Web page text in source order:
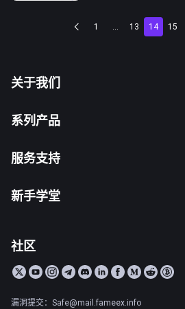
1 ... 13 14 15
关于我们
系列产品
服务支持
新手学堂
社区
漏洞提交：Safe@mail.fameex.info